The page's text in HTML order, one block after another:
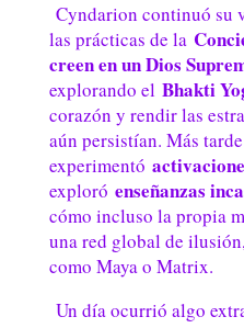
Cyndarion continuó su
las prácticas de la
creen en un Dios
explorando el Bhakti
corazón y rendir las
aún persistían. Más tarde
experimentó
exploró enseñanzas
cómo incluso la propia
una red global de
como Maya o Matrix.
Un día ocurrió algo